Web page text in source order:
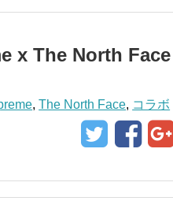
x The North Face
,The North Face, コラボ